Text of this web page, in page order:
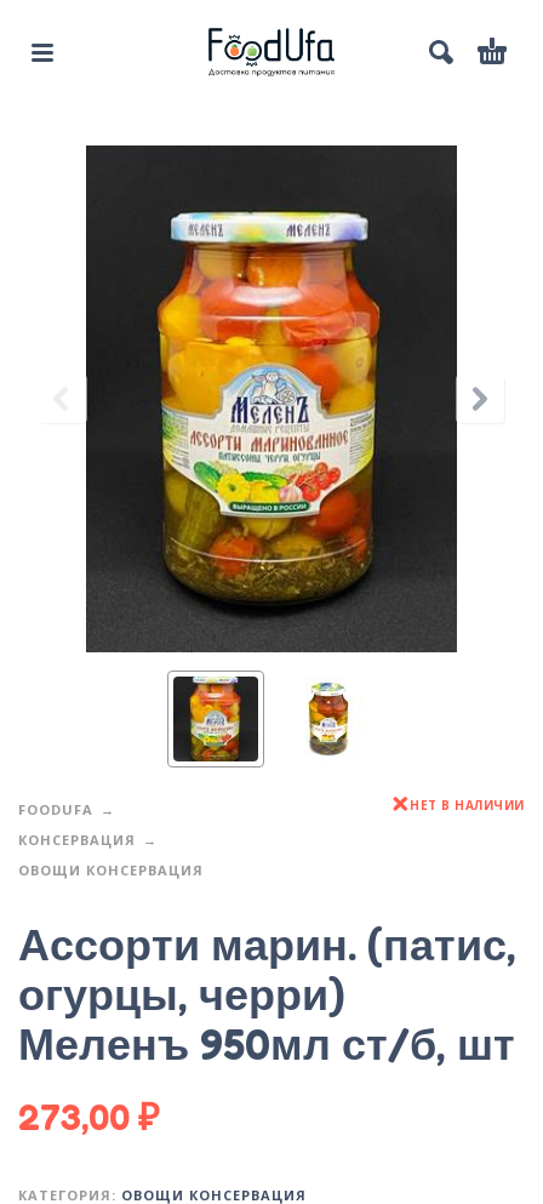
FOODUFA
КОНСЕРВАЦИЯ
ОВОЩИ КОНСЕРВАЦИЯ
НЕТ В НАЛИЧИИ
Ассорти марин. (патис,
огурцы, черри)
Меленъ 950мл ст/б, шт
273,00₽
КАТЕГОРИЯ: ОВОЩИ КОНСЕРВАЦИЯ